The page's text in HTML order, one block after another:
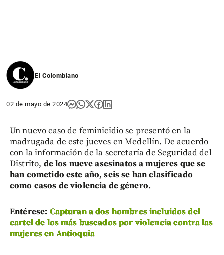
El Colombiano
02 de mayo de 2024
Un nuevo caso de feminicidio se presentó en la
madrugada de este jueves en Medellín. De acuerdo
con la información de la secretaría de Seguridad del
Distrito, de los nueve asesinatos a mujeres que se
han cometido este año, seis se han clasificado
como casos de violencia de género.
Entérese: Capturan a dos hombres incluidos del
cartel de los más buscados por violencia contra las
mujeres en Antioquia